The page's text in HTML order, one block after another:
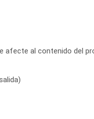
afecte al contenido del